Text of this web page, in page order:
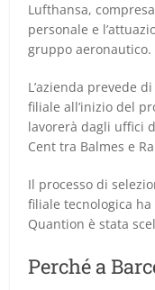
Lufthansa,
personale e
gruppo aeronautico.
L’azienda prevede
filiale all’inizio del
lavorerà dagli uffici
Cent tra Balmes e
Il processo di
filiale tecnologica
Quantion è stata
Perché a